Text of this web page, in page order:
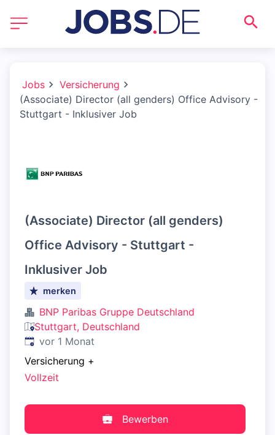
Jobs
Versicherung
(Associate) Director (all genders) Office Advisory -
Stuttgart - Inklusiver Job
(Associate) Director (all genders)
Office Advisory - Stuttgart -
Inklusiver Job
merken
BNP Paribas Gruppe Deutschland
Stuttgart, Deutschland
Veröffentlicht:
vor 1 Monat
Versicherung +
Vollzeit
Bewerben